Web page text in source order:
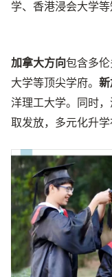
学、香港浸会大学等
加拿大方向包含多
大学等顶尖学府。 新
洋理工大学。同时
取发放，多元化升学